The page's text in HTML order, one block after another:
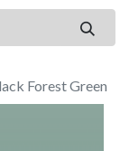
Forest Green